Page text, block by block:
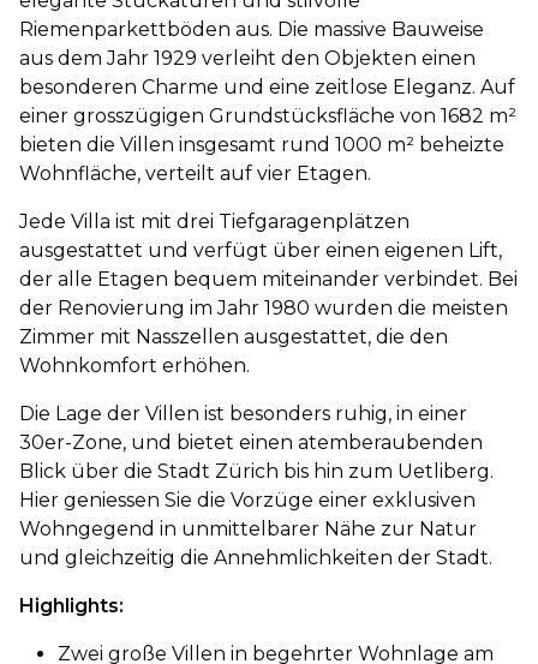
Riemenparkettböden aus. Die massive Bauweise
aus dem Jahr 1929 verleiht den Objekten einen
besonderen Charme und eine zeitlose Eleganz. Auf
einer grosszügigen Grundstücksfläche von 1682 m²
bieten die Villen insgesamt rund 1000 m² beheizte
Wohnfläche, verteilt auf vier Etagen.
Jede Villa ist mit drei Tiefgaragenplätzen
ausgestattet und verfügt über einen eigenen Lift,
der alle Etagen bequem miteinander verbindet. Bei
der Renovierung im Jahr 1980 wurden die meisten
Zimmer mit Nasszellen ausgestattet, die den
Wohnkomfort erhöhen.
Die Lage der Villen ist besonders ruhig, in einer
30er-Zone, und bietet einen atemberaubenden
Blick über die Stadt Zürich bis hin zum Uetliberg.
Hier geniessen Sie die Vorzüge einer exklusiven
Wohngegend in unmittelbarer Nähe zur Natur
und gleichzeitig die Annehmlichkeiten der Stadt.
Highlights:
Zwei große Villen in begehrter Wohnlage am